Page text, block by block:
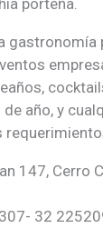
año, y
147, Cerro
32